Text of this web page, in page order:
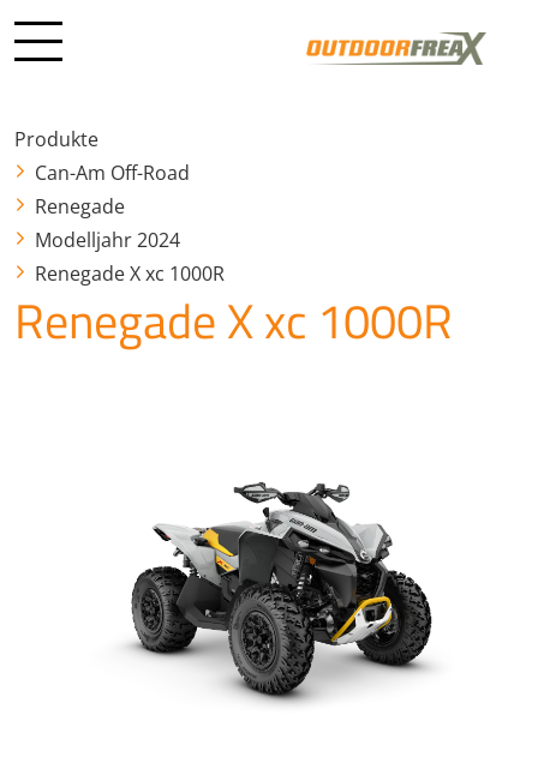
Produkte
Can-Am Off-Road
Renegade
Modelljahr 2024
Renegade X xc 1000R
Renegade X xc 1000R